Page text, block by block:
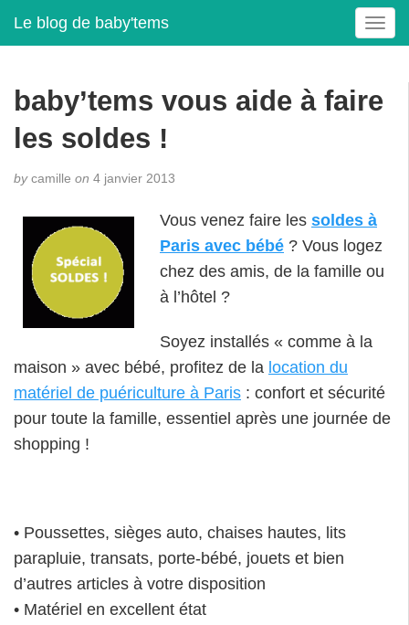
Le blog de baby'tems
T
o
l
g
a
t
baby’tems vous aide à faire
les soldes !
bycamille on 4 janvier 2013
Vous venez faire les soldes à
Paris avec bébé ? Vous logez
chez des amis, de la famille ou
à l’hôtel ?
Soyez installés « comme à la
maison » avec bébé, profitez de la location du
matériel de puériculture à Paris : confort et sécurité
pour toute la famille, essentiel après une journée de
shopping !
• Poussettes, sièges auto, chaises hautes, lits
parapluie, transats, porte-bébé, jouets et bien
d’autres articles à votre disposition
• Matériel en excellent état